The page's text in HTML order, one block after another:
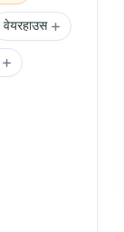
वेयरहाउस